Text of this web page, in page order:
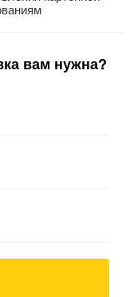
вам нужна?